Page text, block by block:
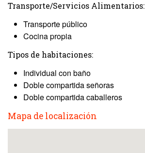
Transporte/Servicios Alimentarios:
Transporte público
Cocina propia
Tipos de habitaciones:
Individual con baño
Doble compartida señoras
Doble compartida caballeros
Mapa de localización